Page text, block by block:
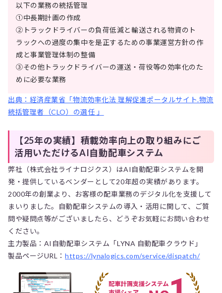
以下の業務の統括管理
①中長期計画の作成
➁トラックドライバーの負荷低減と輸送される物資のト
ラックへの過度の集中を是正するための事業運営方針の作
成と事業管理体制の整備
➂その他トラックドライバーの運送・荷役等の効率化のた
めに必要な業務
出典：経済産業省「物流効率化法 理解促進ポータルサイト.物流
統括管理者（CLO）の選任 」
【25年の実績】積載効率向上の取り組みにご
活用いただけるAI自動配車システム
弊社（株式会社ライナロジクス）はAI自動配車システムを開
発・提供しているベンダーとして20年超の実績があります。
2000年の創業より、お客様の配車業務のデジタル化を支援して
まいりました。自動配車システムの導入・活用に関して、ご質
問や疑問点等がございましたら、どうぞお気軽にお問い合わせ
ください。
主力製品：AI自動配車システム「LYNA 自動配車クラウド」
製品ページURL：https://lynalogics.com/service/dispatch/